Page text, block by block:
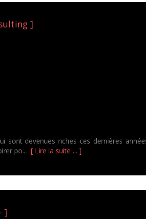
]
devenues riches ces dernières
po... [ Lire la suite ... ]
]